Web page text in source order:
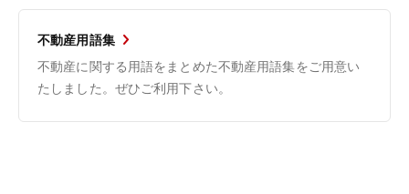
不動産用語集
不動産に関する用語をまとめた不動産用語集をご用意い
たしました。ぜひご利用下さい。